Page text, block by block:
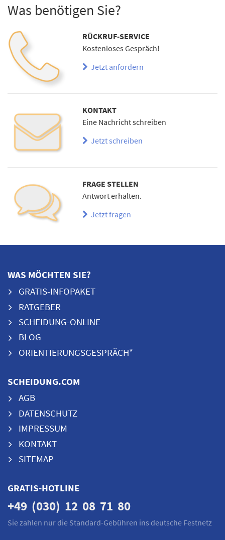
Was benötigen Sie?
RÜCKRUF-SERVICE
Kostenloses Gespräch!
Jetzt anfordern
KONTAKT
Eine Nachricht schreiben
Jetzt schreiben
FRAGE STELLEN
Antwort erhalten.
Jetzt fragen
WAS MÖCHTEN SIE?
GRATIS-INFOPAKET
RATGEBER
SCHEIDUNG-ONLINE
BLOG
ORIENTIERUNGSGESPRÄCH*
SCHEIDUNG.COM
AGB
DATENSCHUTZ
IMPRESSUM
KONTAKT
SITEMAP
GRATIS-HOTLINE
+49 (030) 12 08 71 80
Sie zahlen nur die Standard-Gebühren ins deutsche Festnetz